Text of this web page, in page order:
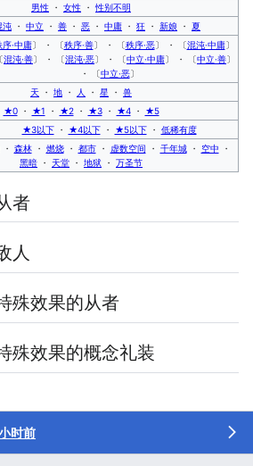
男性 ・ 女性 ・ 性别不明
沌 ・ 中立 ・ 善 ・ 恶 ・ 中庸 ・ 狂 ・ 新娘 ・ 夏
序·中庸〕 ・ 〔秩序·善〕 ・ 〔秩序·恶〕 ・ 〔混沌·中庸〕
混沌·善〕 ・ 〔混沌·恶〕 ・ 〔中立·中庸〕 ・ 〔中立·善〕
・ 〔中立·恶〕
天 ・ 地 ・ 人 ・ 星 ・ 兽
★0・ ★1 ・ ★2・ ★3・ ★4・
★5
★3以下・ ★4以下・ ★5以下・ 低稀有度
・ 森林・ 燃烧・ 都市・ 虚数空间 ・ 千年城・ 空中 ・
黑暗 ・ 天堂 ・ 地狱 ・ 万圣节
者
人
殊效果的从者
殊效果的概念礼装
时前